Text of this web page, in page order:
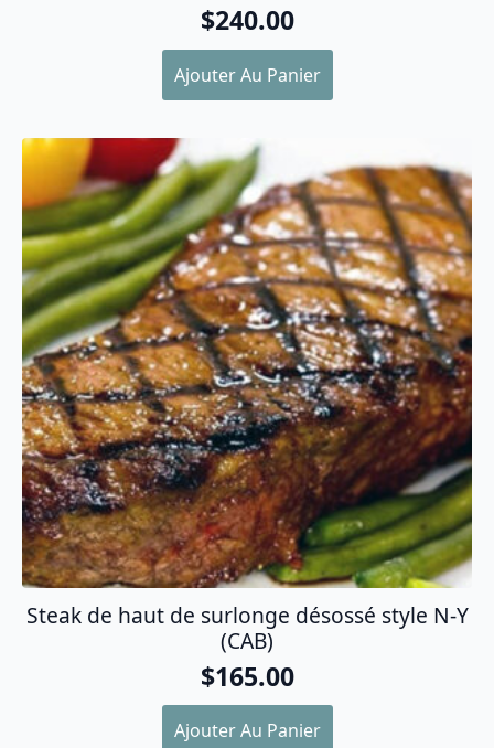
$240.00
Ajouter Au Panier
Steak de haut de surlonge désossé style N-Y
(CAB)
$165.00
Ajouter Au Panier